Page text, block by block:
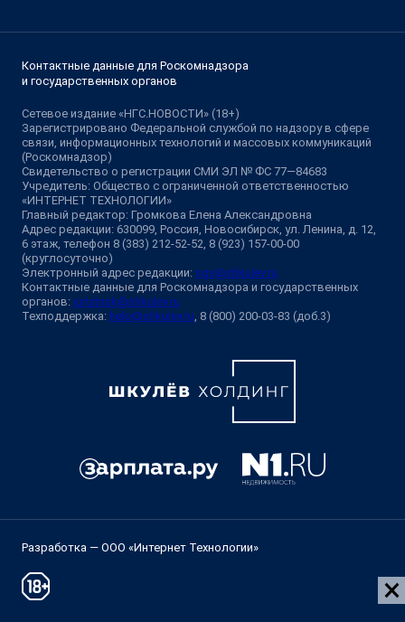
Контактные данные для Роскомнадзора
и государственных органов
Сетевое издание «НГС.НОВОСТИ» (18+)
Зарегистрировано Федеральной службой по надзору в сфере
связи, информационных технологий и массовых коммуникаций
(Роскомнадзор)
Свидетельство о регистрации СМИ ЭЛ № ФС 77—84683
Учредитель: Общество с ограниченной ответственностью
«ИНТЕРНЕТ ТЕХНОЛОГИИ»
Главный редактор: Громкова Елена Александровна
Адрес редакции: 630099, Россия, Новосибирск, ул. Ленина, д. 12,
6 этаж, телефон 8 (383) 212-52-52, 8 (923) 157-00-00
(круглосуточно)
Электронный адрес редакции: ngs@shkulev.ru
Контактные данные для Роскомнадзора и государственных
органов: juristnsk@shkulev.ru
Техподдержка: help@shkulev.ru , 8 (800) 200-03-83 (доб.3)
Разработка — ООО «Интернет Технологии»